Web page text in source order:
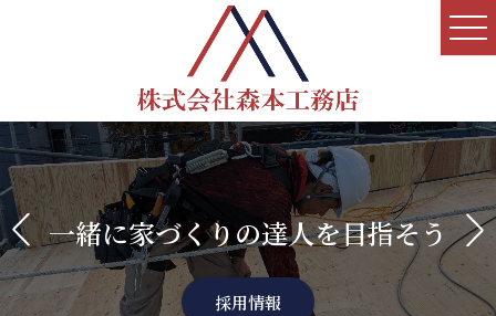
一緒に家づくりの達人を目指そう
採用情報